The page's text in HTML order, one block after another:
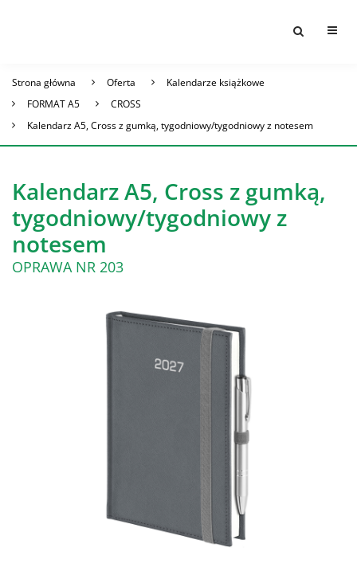
Strona główna Oferta
Kalendarze książkowe
FORMAT A5
CROSS
Kalendarz A5, Cross z gumką, tygodniowy/tygodniowy z notesem
Kalendarz A5, Cross z gumką,
tygodniowy/tygodniowy z
notesem
OPRAWA NR 203